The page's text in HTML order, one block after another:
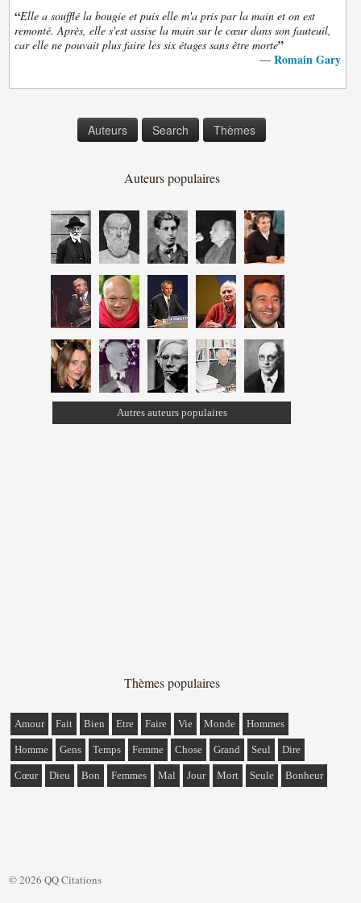
“Elle a soufflé la bougie et puis elle m'a pris par la main et on est
remonté. Après, elle s'est assise la main sur le cœur dans son fauteuil,
car elle ne pouvait plus faire les six étages sans être morte”
— Romain Gary
Auteurs Search Thèmes
Auteurs populaires
Autres auteurs populaires
Thèmes populaires
Amour Fait Bien Etre Faire Vie Monde Hommes
Homme Gens Temps Femme Chose Grand Seul Dire
Cœur Dieu Bon Femmes Mal Jour Mort Seule Bonheur
© 2026 QQ Citations